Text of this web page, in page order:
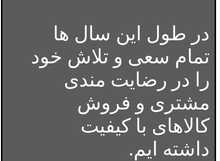
در طول این سال ها
تمام سعی و تلاش خود
را در رضایت مندی
مشتری و فروش
کالاهای با کیفیت
داشته ایم.